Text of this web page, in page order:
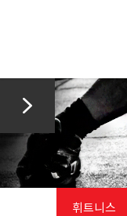
휘트니스